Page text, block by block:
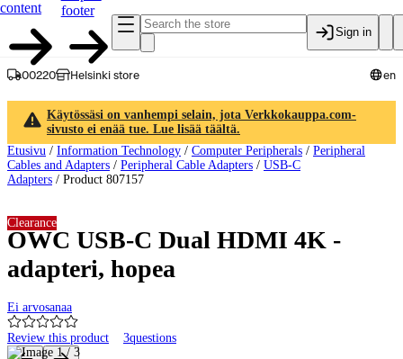
content
footer
Sign in
00220 Helsinki store en
Käytössäsi on vanhempi selain, jota Verkkokauppa.com-
sivusto ei enää tue. Lue lisää täältä.
Etusivu / Information Technology / Computer Peripherals / Peripheral
Cables and Adapters / Peripheral Cable Adapters / USB-C
Adapters / Product 807157
OWC USB-C Dual HDMI 4K -
adapteri, hopea
Ei arvosanaa
Review this product 3questions
Clearance